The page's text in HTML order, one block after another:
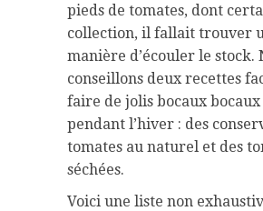
pieds de tomates, dont
collection, il fallait trouver
manière d’écouler le stock.
conseillons deux recettes
faire de jolis bocaux
pendant l’hiver : des
tomates au naturel et des
séchées.
Voici une liste non